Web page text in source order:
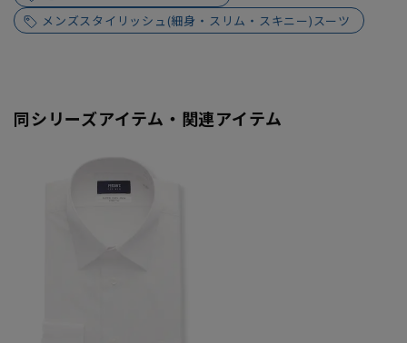
メンズスタイリッシュ(細身・スリム・スキニー)スーツ
同シリーズアイテム・関連アイテム